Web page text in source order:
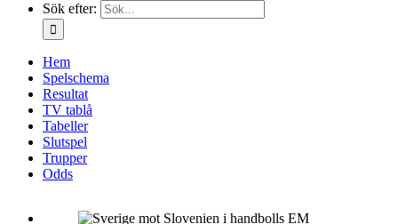
Sök efter:
Hem
Spelschema
Resultat
TV tablå
Tabeller
Slutspel
Trupper
Odds